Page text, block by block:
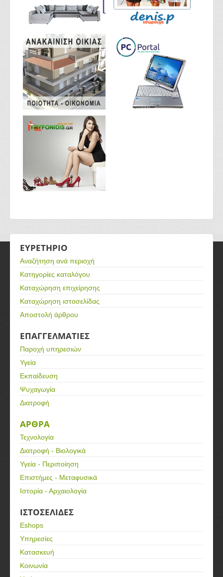
ΕΥΡΕΤΗΡΙΟ
Αναζήτηση ανά περιοχή
Κατηγορίες καταλόγου
Καταχώρηση επιχείρησης
Καταχώρηση ιστοσελίδας
Αποστολή άρθρου
ΕΠΑΓΓΕΛΜΑΤΙΕΣ
Παροχή υπηρεσιών
Υγεία
Εκπαίδευση
Ψυχαγωγία
Διατροφή
ΑΡΘΡΑ
Τεχνολογία
Διατροφή - Βιολογικά
Υγεία - Περιποίηση
Επιστήμες - Μεταφυσικά
Ιστορία - Αρχαιολογία
ΙΣΤΟΣΕΛΙΔΕΣ
Eshops
Υπηρεσίες
Κατασκευή
Κοινωνία